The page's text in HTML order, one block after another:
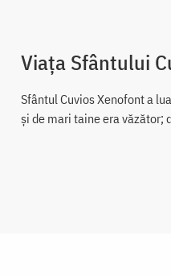
Viața Sfântului
Sfântul Cuvios Xenofont a
și de mari taine era văzător;